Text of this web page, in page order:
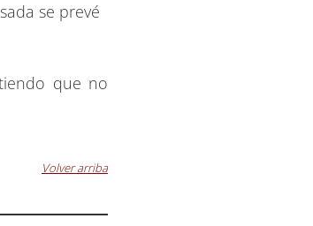
se prevé
que no
Volver arriba